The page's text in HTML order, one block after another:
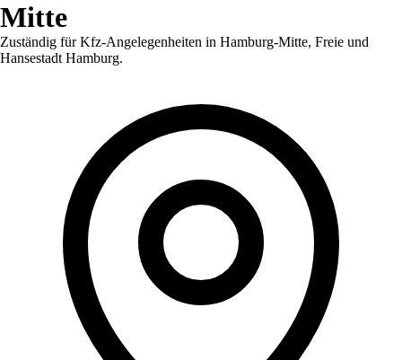
Mitte
Zuständig für Kfz-Angelegenheiten in Hamburg-Mitte, Freie und
Hansestadt Hamburg.